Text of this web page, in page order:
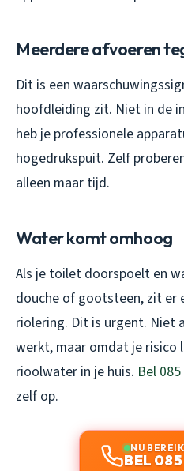
Meerdere afvoeren
Dit is een
hoofdleiding zit. Niet in de
heb je professionele
hogedrukspuit. Zelf
alleen maar tijd.
Water komt omhoog
Als je toilet doorspoelt en
douche of gootsteen, zit er
riolering. Dit is urgent. Niet
werkt, maar omdat je risico
rioolwater in je huis. Bel
zelf op.
NU
BEL